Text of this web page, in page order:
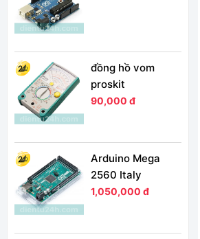
đồng hồ vom
proskit
90,000 đ
Arduino Mega
2560 Italy
1,050,000 đ